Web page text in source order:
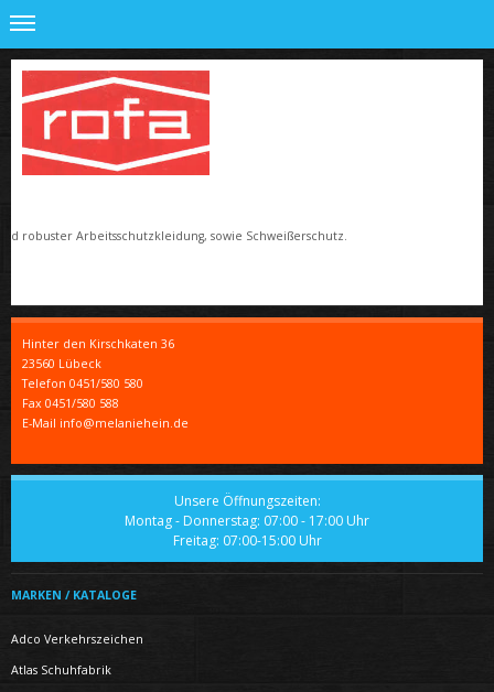
robuster Arbeitsschutzkleidung, sowie Schweißerschutz.
Hinter den Kirschkaten 36
23560 Lübeck
Telefon 0451/580 580
Fax 0451/580 588
E-Mail info@melaniehein.de
Unsere Öffnungszeiten:
Montag - Donnerstag: 07:00 - 17:00 Uhr
Freitag: 07:00-15:00 Uhr
MARKEN / KATALOGE
Adco Verkehrszeichen
Atlas Schuhfabrik